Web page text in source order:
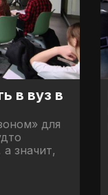
в вуз в
для
значит,